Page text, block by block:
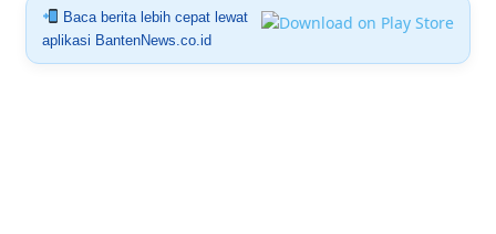
Baca berita lebih cepat lewat
aplikasi BantenNews.co.id